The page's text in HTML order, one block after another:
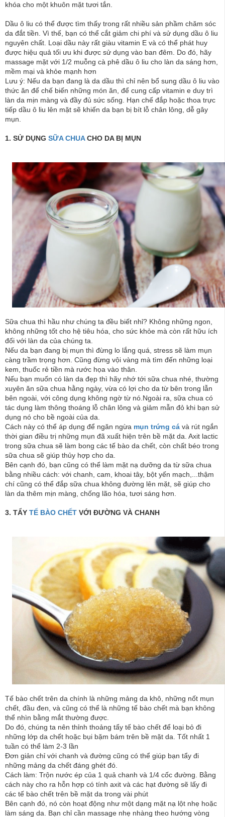
khóa cho một khuôn mặt tươi tắn.
Dầu ô liu có thể được tìm thấy trong rất nhiều sản phầm chăm sóc
da đắt tiền. Vì thế, bạn có thể cắt giảm chi phí và sử dụng dầu ô liu
nguyên chất. Loại dầu này rất giàu vitamin E và có thể phát huy
được hiệu quả tối ưu khi được sử dụng vào ban đêm. Do đó, hãy
massage mặt với 1/2 muỗng cà phê dầu ô liu cho làn da sáng hơn,
mềm mại và khỏe mạnh hơn
Lưu ý: Nếu da bạn đang là da dầu thì chỉ nên bổ sung dầu ô liu vào
thức ăn để chế biến những món ăn, để cung cấp vitamin e duy trì
làn da mịn màng và đầy đủ sức sống. Hạn chế đắp hoặc thoa trực
tiếp dầu ô liu lên mặt sẽ khiến da bạn bị bít lỗ chân lông, dễ gây
mụn.
1. SỬ DỤNG SỮA CHUACHO DA BỊ MỤN
Sữa chua thì hầu như chúng ta đều biết nhỉ? Không những ngon,
không những tốt cho hệ tiêu hóa, cho sức khỏe mà còn rất hữu ích
đối với làn da của chúng ta.
Nếu da bạn đang bị mụn thì đừng lo lắng quá, stress sẽ làm mụn
càng trầm trọng hơn. Cũng đừng vội vàng mà tìm đến những loại
kem, thuốc rẻ tiền mà rước họa vào thân.
Nếu bạn muốn có làn da đẹp thì hãy nhớ tới sữa chua nhé, thường
xuyên ăn sữa chua hằng ngày, vừa có lợi cho da từ bên trong lẫn
bên ngoài, với công dụng không ngờ từ nó.Ngoài ra, sữa chua có
tác dụng làm thông thoáng lỗ chân lông và giảm mẫn đỏ khi bạn sử
dụng nó cho bề ngoài của da.
Cách này có thể áp dụng để ngăn ngừa mụn trứng cá và rút ngắn
thời gian điều trị những mụn đã xuất hiện trên bề mặt da. Axit lactic
trong sữa chua sẽ làm bong các tế bào da chết, còn chất béo trong
sữa chua sẽ giúp thủy hợp cho da.
Bên cạnh đó, bạn cũng có thể làm mặt nạ dưỡng da từ sữa chua
bằng nhiều cách: với chanh, cam, khoai tây, bột yến mạch,...thậm
chí cũng có thể đắp sữa chua không đường lên mặt, sẽ giúp cho
làn da thêm mịn màng, chống lão hóa, tươi sáng hơn.
3. TẨY TẾ BÀO CHẾT VỚI ĐƯỜNG VÀ CHANH
Tế bào chết trên da chính là những mảng da khô, những nốt mụn
chết, đầu đen, và cũng có thể là những tế bào chết mà bạn không
thể nhìn bằng mắt thường được.
Do đó, chúng ta nên thỉnh thoảng tẩy tế bào chết để loại bỏ đi
những lớp da chết hoặc bụi bặm bám trên bề mặt da. Tốt nhất 1
tuần có thể làm 2-3 lần
Đơn giản chỉ với chanh và đường cũng có thể giúp bạn tẩy đi
những mảng da chết đáng ghét đó.
Cách làm: Trộn nước ép của 1 quả chanh và 1/4 cốc đường. Bằng
cách này cho ra hỗn hợp có tính axit và các hạt đường sẽ lấy đi
các tế bào chết trên bề mặt da trong vài phút
Bên cạnh đó, nó còn hoạt động như một dạng mặt nạ lột nhẹ hoặc
làm sáng da. Bạn chỉ cần massage nhẹ nhàng theo hướng vòng